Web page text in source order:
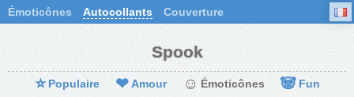
Émoticônes Autocollants Couverture
Spook
⭐ Populaire ❤ Amour ☺ Émoticônes 🐼 Fun